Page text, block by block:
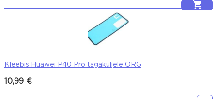
Lisa korvi
Kleebis Huawei P40 Pro tagaküljele ORG
10,99 €